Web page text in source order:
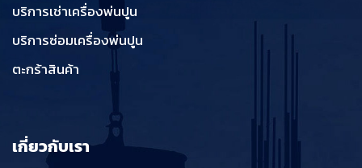
บริการเช่าเครื่องพ่นปูน
บริการซ่อมเครื่องพ่นปูน
ตะกร้าสินค้า
เกี่ยวกับเรา